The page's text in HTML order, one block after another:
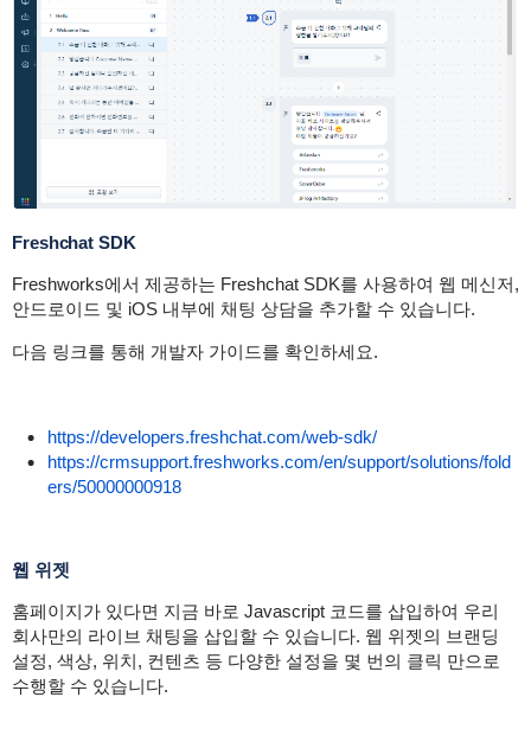
Freshchat SDK
Freshworks에서 제공하는 Freshchat SDK를 사용하여 웹 메신저,
안드로이드 및 iOS 내부에 채팅 상담을 추가할 수 있습니다.
다음 링크를 통해 개발자 가이드를 확인하세요.
https://developers.freshchat.com/web-sdk/
https://crmsupport.freshworks.com/en/support/solutions/fold
ers/50000000918
웹 위젯
홈페이지가 있다면 지금 바로 Javascript 코드를 삽입하여 우리
회사만의 라이브 채팅을 삽입할 수 있습니다. 웹 위젯의 브랜딩
설정, 색상, 위치, 컨텐츠 등 다양한 설정을 몇 번의 클릭 만으로
수행할 수 있습니다.